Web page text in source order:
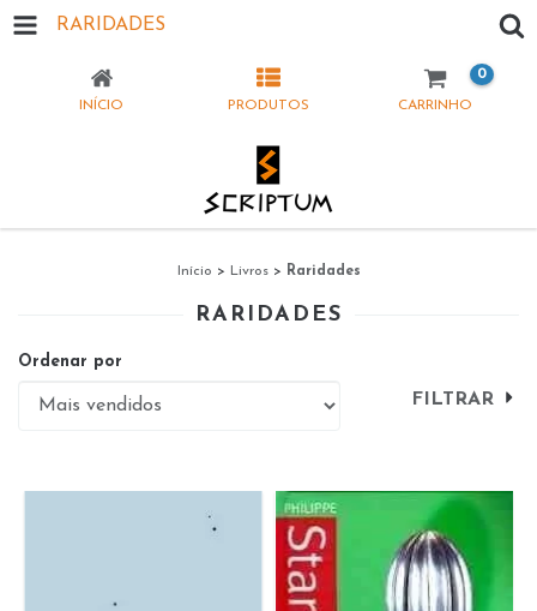
RARIDADES
INÍCIO PRODUTOS CARRINHO
0
Início > Livros > Raridades
RARIDADES
Ordenar por
FILTRAR